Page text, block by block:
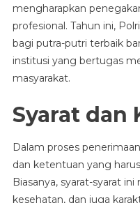
mengharapkan
profesional. Tahun ini,
bagi putra-putri terbaik
institusi yang bertugas
masyarakat.
Syarat dan
Dalam proses
dan ketentuan yang
Biasanya, syarat-syarat
kesehatan, dan juga